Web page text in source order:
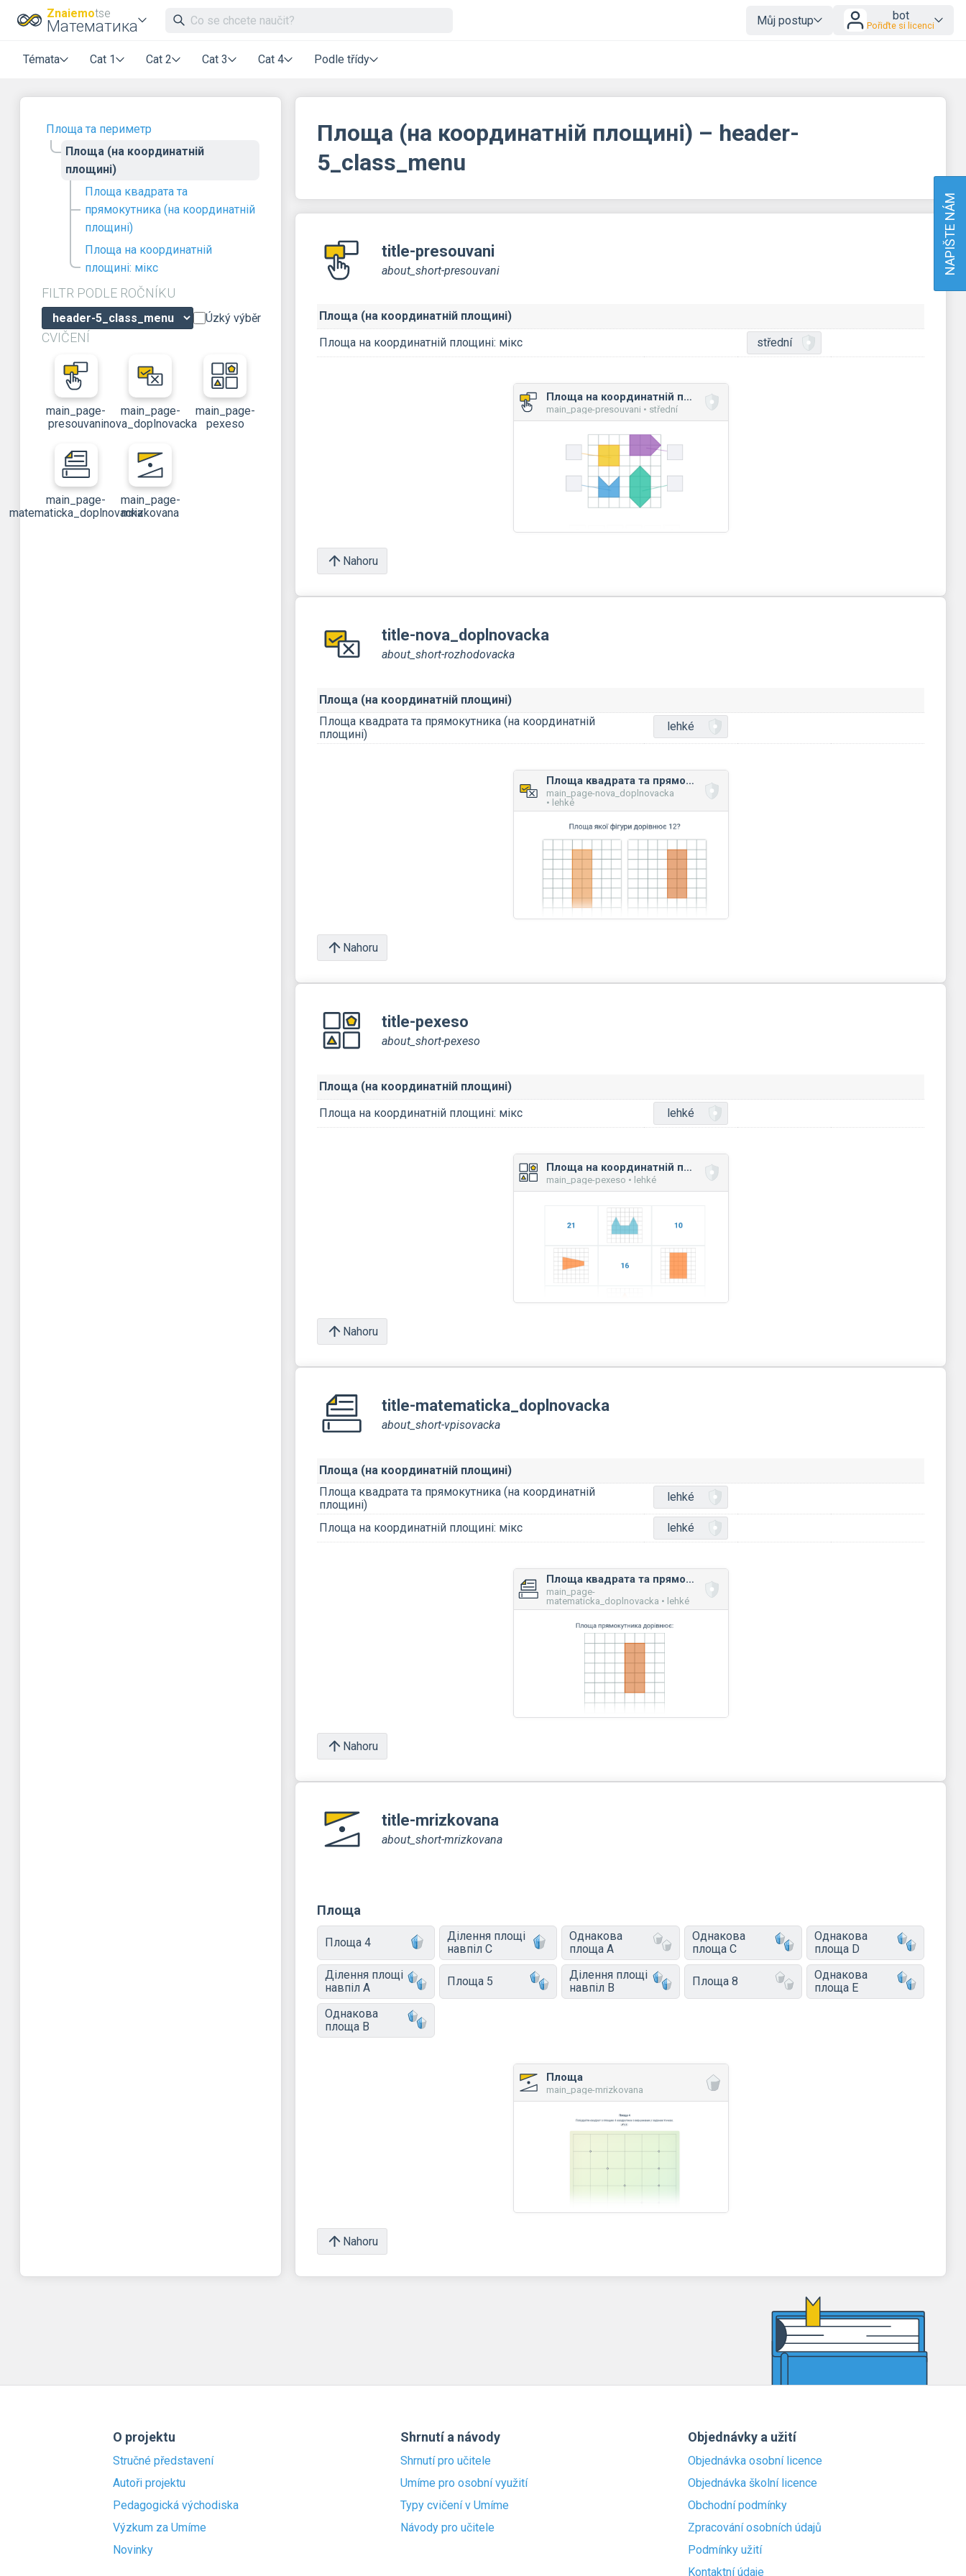
Znaiemotse
Математика Můj postup bot
Pořiďte si licenci
Témata Cat 1 Cat 2 Cat 3 Cat 4 Podle třídy
Площа та периметр
Площа (на координатній
площині)
Площа квадрата та
прямокутника (на координатній
площині)
Площа на координатній
площині: мікс
FILTR PODLE ROČNÍKU
Úzký výběr
CVIČENÍ
main_page-
presouvani
main_page-
nova_doplnovacka
main_page-
pexeso
main_page-
matematicka_doplnovacka
main_page-
mrizkovana
Площа (на координатній площині) – header-
5_class_menu
title-presouvani
about_short-presouvani
Площа (на координатній площині)
Площа на координатній площині: мікс
střední
Площа на координатній площині: мікс
main_page-presouvani • střední
Nahoru
title-nova_doplnovacka
about_short-rozhodovacka
Площа (на координатній площині)
Площа квадрата та прямокутника (на координатній
площині)
lehké
Площа квадрата та прямокутника (на координатній площині)
main_page-nova_doplnovacka
• lehké
Nahoru
title-pexeso
about_short-pexeso
Площа (на координатній площині)
Площа на координатній площині: мікс
lehké
Площа на координатній площині: мікс
main_page-pexeso • lehké
Nahoru
title-matematicka_doplnovacka
about_short-vpisovacka
Площа (на координатній площині)
Площа квадрата та прямокутника (на координатній
площині)
lehké
Площа на координатній площині: мікс lehké
Площа квадрата та прямокутника (на координатній площині)
main_page-
matematicka_doplnovacka • lehké
Nahoru
title-mrizkovana
about_short-mrizkovana
Площа
Площа 4
Ділення площі
навпіл C
Однакова
площа A
Однакова
площа C
Однакова
площа D
Ділення площі
навпіл A
Площа 5
Ділення площі
навпіл B
Площа 8
Однакова
площа E
Однакова
площа B
Площа
main_page-mrizkovana
Nahoru
O projektu
Stručné představení
Autoři projektu
Pedagogická východiska
Výzkum za Umíme
Novinky
Shrnutí a návody
Shrnutí pro učitele
Umíme pro osobní využití
Typy cvičení v Umíme
Návody pro učitele
Objednávky a užití
Objednávka osobní licence
Objednávka školní licence
Obchodní podmínky
Zpracování osobních údajů
Podmínky užití
Kontaktní údaje
NAPIŠTE NÁM